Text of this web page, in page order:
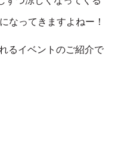
なってきますよねー！
るイベントのご紹介で